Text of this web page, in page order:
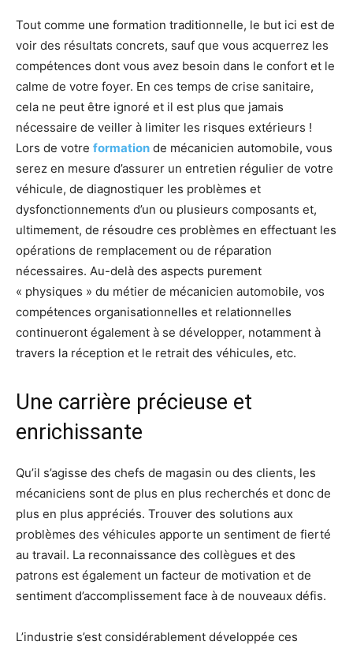
Tout comme une formation traditionnelle, le but ici est de
voir des résultats concrets, sauf que vous acquerrez les
compétences dont vous avez besoin dans le confort et le
calme de votre foyer. En ces temps de crise sanitaire,
cela ne peut être ignoré et il est plus que jamais
nécessaire de veiller à limiter les risques extérieurs !
Lors de votre formation de mécanicien automobile, vous
serez en mesure d’assurer un entretien régulier de votre
véhicule, de diagnostiquer les problèmes et
dysfonctionnements d’un ou plusieurs composants et,
ultimement, de résoudre ces problèmes en effectuant les
opérations de remplacement ou de réparation
nécessaires. Au-delà des aspects purement
« physiques » du métier de mécanicien automobile, vos
compétences organisationnelles et relationnelles
continueront également à se développer, notamment à
travers la réception et le retrait des véhicules, etc.
Une carrière précieuse et
enrichissante
Qu’il s’agisse des chefs de magasin ou des clients, les
mécaniciens sont de plus en plus recherchés et donc de
plus en plus appréciés. Trouver des solutions aux
problèmes des véhicules apporte un sentiment de fierté
au travail. La reconnaissance des collègues et des
patrons est également un facteur de motivation et de
sentiment d’accomplissement face à de nouveaux défis.
L’industrie s’est considérablement développée ces